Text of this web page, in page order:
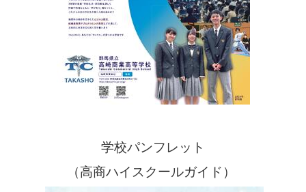
学校パンフレット
（高商ハイスクールガイド）